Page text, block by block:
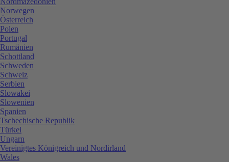
Norwegen
Österreich
Polen
Portugal
Rumänien
Schottland
Schweden
Schweiz
Serbien
Slowakei
Slowenien
Spanien
Tschechische Republik
Türkei
Ungarn
Vereinigtes Königreich und Nordirland
Wales